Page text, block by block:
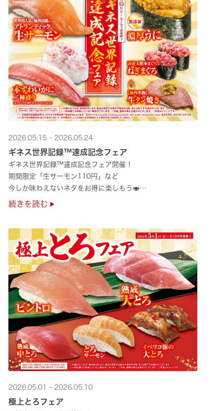
2026.05.15 - 2026.05.24
ギネス世界記録™達成記念フェア
ギネス世界記録™達成記念フェア開催！
期間限定「生サーモン110円」など
今しか味わえないネタをお得に楽しもう🍣
是非お越しください✨
続きを読む
2026.05.01 - 2026.05.10
極上とろフェア